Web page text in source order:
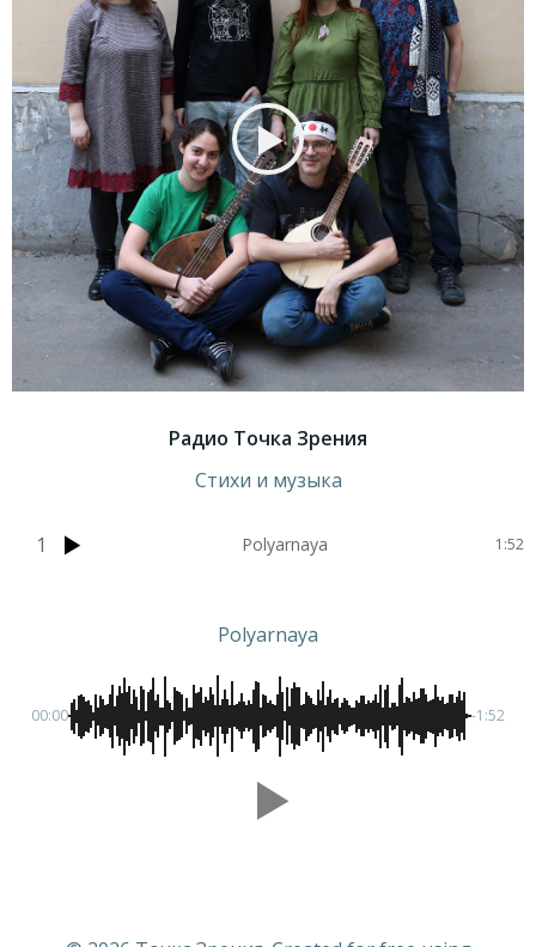
Радио Точка Зрения
Стихи и музыка
1 Polyarnaya 1:52
Polyarnaya
00:00 -1:52